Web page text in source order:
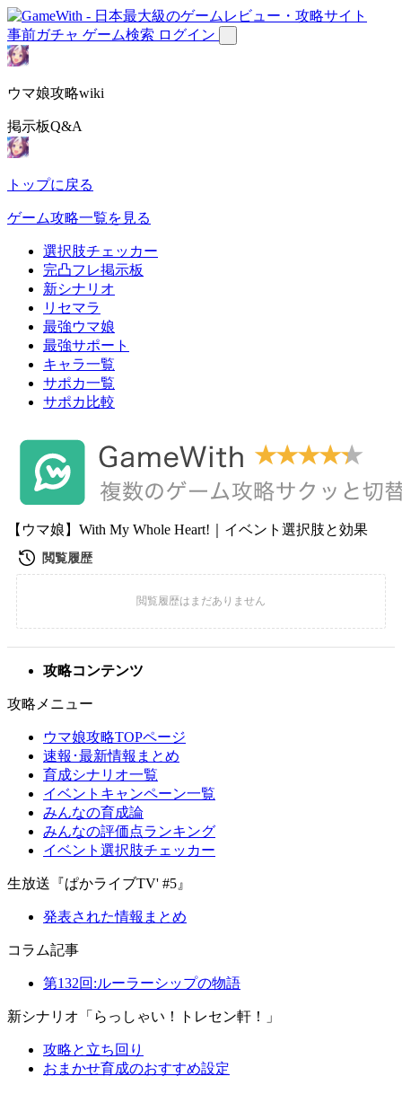
事前ガチャ ゲーム検索 ログイン
ウマ娘攻略wiki
掲示板Q&A
トップに戻る
ゲーム攻略一覧を見る
選択肢チェッカー
完凸フレ掲示板
新シナリオ
リセマラ
最強ウマ娘
最強サポート
キャラ一覧
サポカ一覧
サポカ比較
【ウマ娘】With My Whole Heart!｜イベント選択肢と効果
攻略コンテンツ
攻略メニュー
ウマ娘攻略TOPページ
速報･最新情報まとめ
育成シナリオ一覧
イベントキャンペーン一覧
みんなの育成論
みんなの評価点ランキング
イベント選択肢チェッカー
生放送『ぱかライブTV' #5』
発表された情報まとめ
コラム記事
第132回:ルーラーシップの物語
新シナリオ「らっしゃい！トレセン軒！」
攻略と立ち回り
おまかせ育成のおすすめ設定